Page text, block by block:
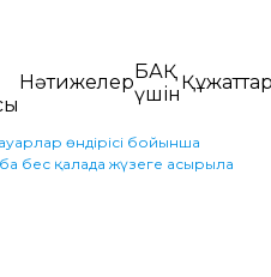
НәтижелерБАҚ
үшін
өндірісі бойынша
бес қалада жүзеге асырыла